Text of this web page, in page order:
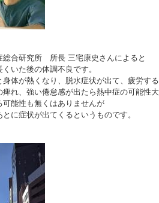
合研究所 所長 三宅康史さんによると
いた後の体調不良です。
体が熱くなり、脱水症状が出て、疲労す
れ、強い倦怠感が出たら熱中症の可能性
能性も無くはありませんが
に症状が出てくるというものです。